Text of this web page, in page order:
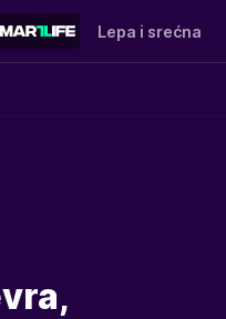
Lepa i srećna